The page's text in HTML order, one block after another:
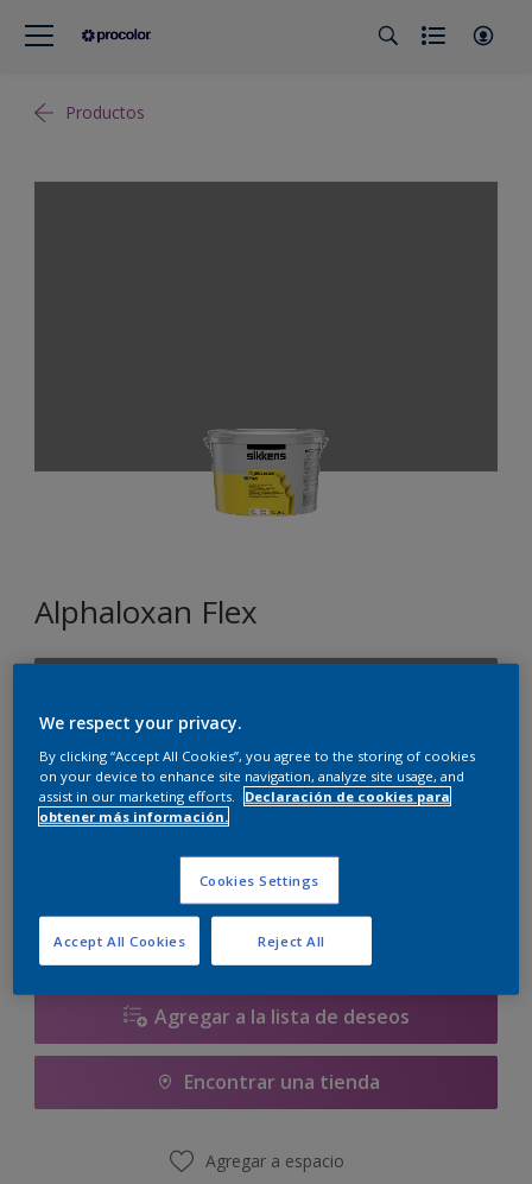
Productos
Alphaloxan Flex
Tamaño
15 litros
Calculadora de pintura
Calcular
Agregar a la lista de deseos
Encontrar una tienda
Agregar a espacio
We respect your privacy.
By clicking “Accept All Cookies”, you agree to the storing of cookies
on your device to enhance site navigation, analyze site usage, and
assist in our marketing efforts.
Declaración de cookies para
obtener más información.
Cookies Settings
Reject All
Accept All Cookies